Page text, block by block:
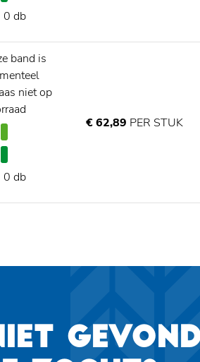
0 db
band is
niet op
0 db
€ 62,89 PER STUK